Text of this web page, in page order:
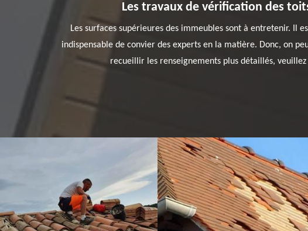
Les travaux de vérification des
Les surfaces supérieures des immeubles sont à entretenir. Il
indispensable de convier des experts en la matière. Donc, on
recueillir les renseignements plus détaillés,